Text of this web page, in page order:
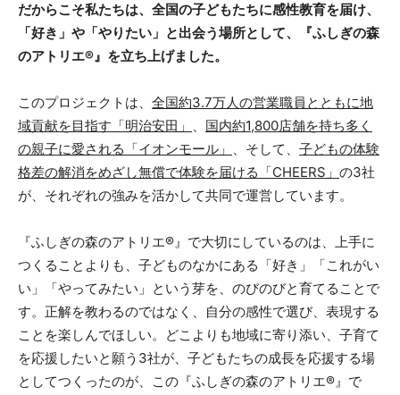
だからこそ私たちは、全国の子どもたちに感性教育を届け、
「好き」や「やりたい」と出会う場所として、『ふしぎの森
のアトリエ®』を立ち上げました。
このプロジェクトは、 全国約3.7万人の営業職員とともに地
域貢献を目指す「明治安田」 、 国内約1,800店舗を持ち多く
の親子に愛される「イオンモール」 、そして、 子どもの体験
格差の解消をめざし無償で体験を届ける「CHEERS」 の3社
が、それぞれの強みを活かして共同で運営しています。
『ふしぎの森のアトリエ®』で大切にしているのは、上手に
つくることよりも、子どものなかにある「好き」「これがい
い」「やってみたい」という芽を、のびのびと育てることで
す。正解を教わるのではなく、自分の感性で選び、表現する
ことを楽しんでほしい。どこよりも地域に寄り添い、子育て
を応援したいと願う3社が、子どもたちの成長を応援する場
としてつくったのが、この『ふしぎの森のアトリエ®』で